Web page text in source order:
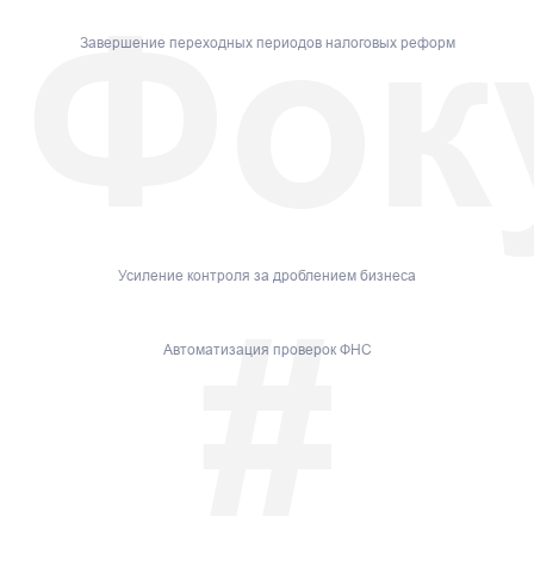
Завершение переходных периодов налоговых реформ
Усиление контроля за дроблением бизнеса
Автоматизация проверок ФНС
#